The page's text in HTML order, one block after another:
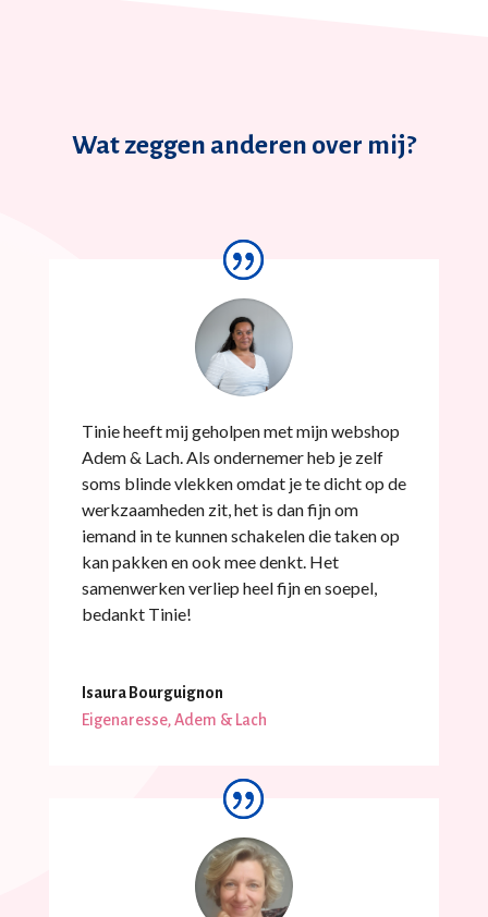
Wat zeggen anderen over mij?
Tinie heeft mij geholpen met mijn webshop
Adem & Lach. Als ondernemer heb je zelf
soms blinde vlekken omdat je te dicht op de
werkzaamheden zit, het is dan fijn om
iemand in te kunnen schakelen die taken op
kan pakken en ook mee denkt. Het
samenwerken verliep heel fijn en soepel,
bedankt Tinie!
Isaura Bourguignon
Eigenaresse, Adem & Lach